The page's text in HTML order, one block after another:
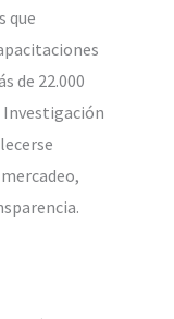
que
de 22.000
Investigación